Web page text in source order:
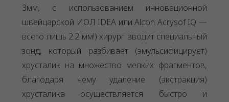
3мм, с использованием инновационной
швейцарской ИОЛ IDEA или Alcon Acrysof IQ —
всего лишь 2.2 мм!) хирург вводит специальный
зонд, который разбивает (эмульсифицирует)
хрусталик на множество мелких фрагментов,
благодаря чему удаление (экстракция)
хрусталика осуществляется быстро и